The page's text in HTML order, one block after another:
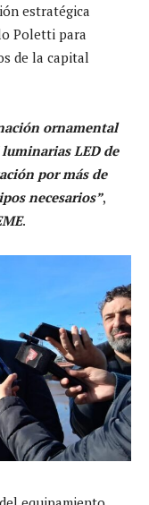
estratégica
Poletti para
de la capital
ornamental
LED de
por más de
necesarios”,
.